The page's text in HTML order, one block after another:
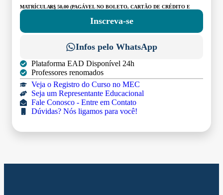
MATRÍCULA:R$ 50,00 (PAGÁVEL NO BOLETO, CARTÃO DE CRÉDITO E
Inscreva-se
Infos pelo WhatsApp
Plataforma EAD Disponível 24h
Professores renomados
Veja o Registro do Curso no MEC
Seja um Representante Educacional
Fale Conosco - Entre em Contato
Dúvidas? Nós ligamos para você!